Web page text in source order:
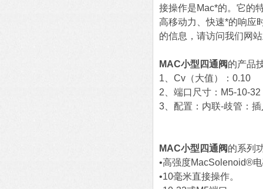
接操作是Mac*的。它的
高移动力、快速*的响应
的信息，请访问我们网
MAC小型四通阀的产品
1、Cv（大值）：0.10
2、端口尺寸：M5-10-32
3、配置：内联-歧管：
MAC小型四通阀的系列
•高强度MacSolenoid®
•10毫米直接操作。